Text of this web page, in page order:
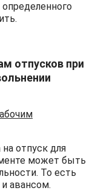
отпусков при
отпуск для
может быть
То есть
авансом.